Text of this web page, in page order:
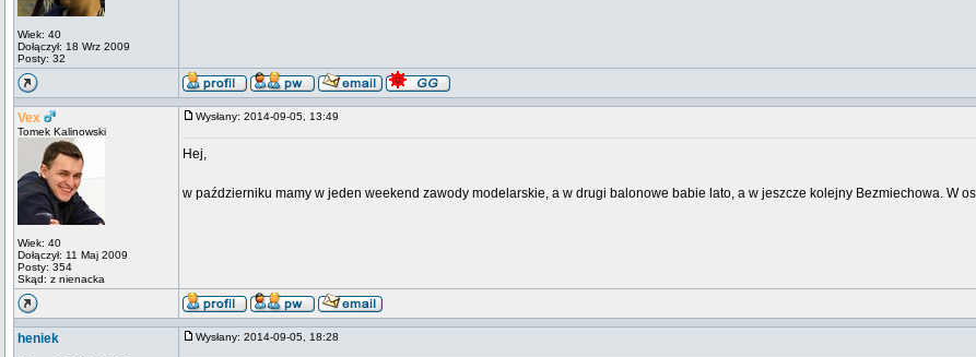
Wiek: 40
Dołączył: 18 Wrz 2009
Posty: 32
Vex
Tomek Kalinowski
Wiek: 40
Dołączył: 11 Maj 2009
Posty: 354
Skąd: z nienacka
Wysłany: 2014-09-05, 13:49
Hej,
w październiku mamy w jeden weekend zawody modelarskie, a w drugi balonowe babie lato, a w jeszcze kolejny Bezmiechowa. W
heniek Wysłany: 2014-09-05, 18:28